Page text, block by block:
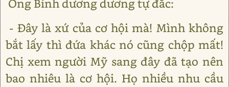
Ông Bính dương dương tự đắc:
- Đây là xứ của cơ hội mà! Mình không
bắt lấy thì đứa khác nó cũng chộp mất!
Chị xem người Mỹ sang đây đã tạo nên
bao nhiêu là cơ hội. Họ nhiều nhu cầu